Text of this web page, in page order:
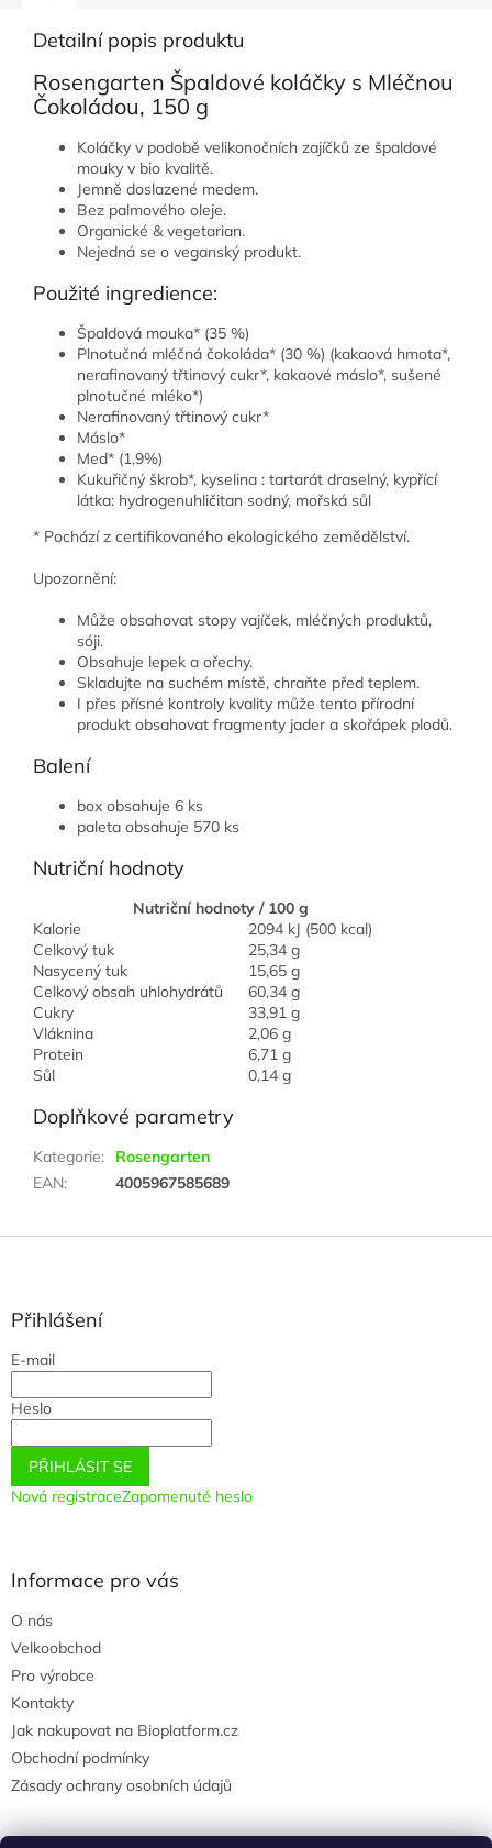
Detailní popis produktu
Rosengarten Špaldové koláčky s Mléčnou
Čokoládou, 150 g
Koláčky v podobě velikonočních zajíčků ze špaldové
mouky v bio kvalitě.
Jemně doslazené medem.
Bez palmového oleje.
Organické & vegetarian.
Nejedná se o veganský produkt.
Použité ingredience:
Špaldová mouka* (35 %)
Plnotučná mléčná čokoláda* (30 %) (kakaová hmota*,
nerafinovaný třtinový cukr*, kakaové máslo*, sušené
plnotučné mléko*)
Nerafinovaný třtinový cukr*
Máslo*
Med* (1,9%)
Kukuřičný škrob*, kyselina : tartarát draselný, kypřící
látka: hydrogenuhličitan sodný, mořská sůl
* Pochází z certifikovaného ekologického zemědělství.
Upozornění:
Může obsahovat stopy vajíček, mléčných produktů,
sóji.
Obsahuje lepek a ořechy.
Skladujte na suchém místě, chraňte před teplem.
I přes přísné kontroly kvality může tento přírodní
produkt obsahovat fragmenty jader a skořápek plodů.
Balení
box obsahuje 6 ks
paleta obsahuje 570 ks
Nutriční hodnoty
Nutriční hodnoty / 100 g
Kalorie
2094 kJ (500 kcal)
Celkový tuk
25,34 g
Nasycený tuk
15,65 g
Celkový obsah uhlohydrátů
60,34 g
Cukry
33,91 g
Vláknina
2,06 g
Protein
6,71 g
Sůl
0,14 g
Doplňkové parametry
Kategorie:
Rosengarten
EAN: 4005967585689
Z
Přihlášení
E-mail
Heslo
PŘIHLÁSIT SE
Nová registraceZapomenuté heslo
Informace pro vás
O nás
Velkoobchod
Pro výrobce
Kontakty
Jak nakupovat na Bioplatform.cz
Obchodní podmínky
Zásady ochrany osobních údajů